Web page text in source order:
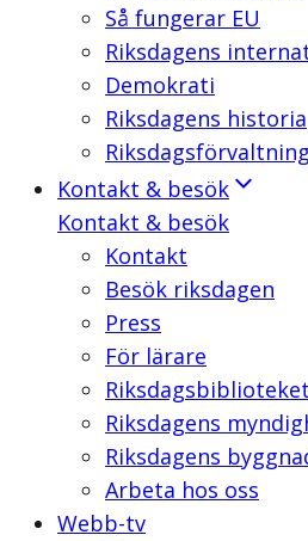
Så fungerar EU
Riksdagens
Demokrati
Riksdagens historia
Kontakt & besök
Kontakt & besök
Kontakt
Besök riksdagen
Press
För lärare
Riksdagsbiblioteket
Riksdagens
Riksdagens
Arbeta hos oss
Webb-tv